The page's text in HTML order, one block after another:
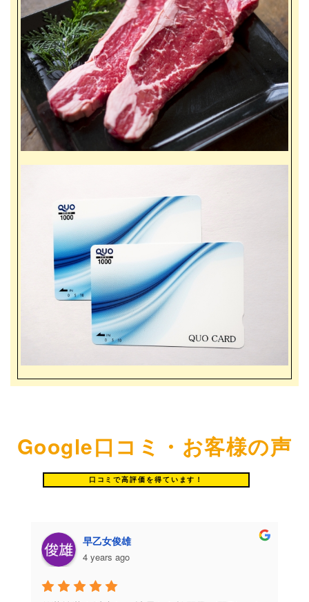
Google口コミ・お客様の声
口コミで高評価を得ています！
早乙女俊雄
4 years ago